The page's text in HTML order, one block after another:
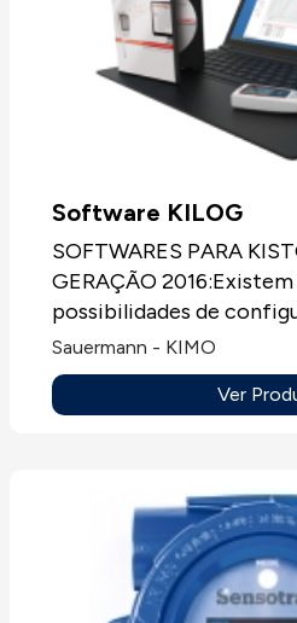
Software KILOG
SOFTWARES PARA
GERAÇÃO
possibilidades de
e tratamento da
registadores
PDF / Kistock mobile
Sauermann - KIMO
Ver